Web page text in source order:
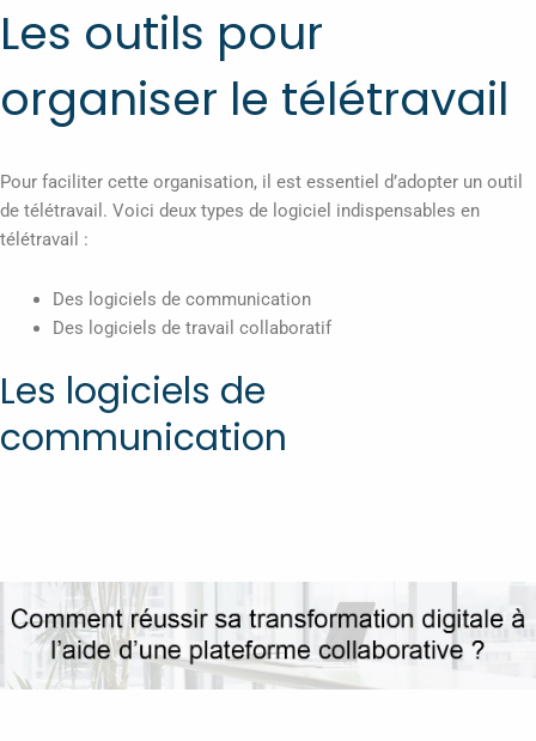
Les outils pour
organiser le télétravail
Pour faciliter cette organisation, il est essentiel d’adopter un outil
de télétravail. Voici deux types de logiciel indispensables en
télétravail :
Des logiciels de communication
Des logiciels de travail collaboratif
Les logiciels de
communication